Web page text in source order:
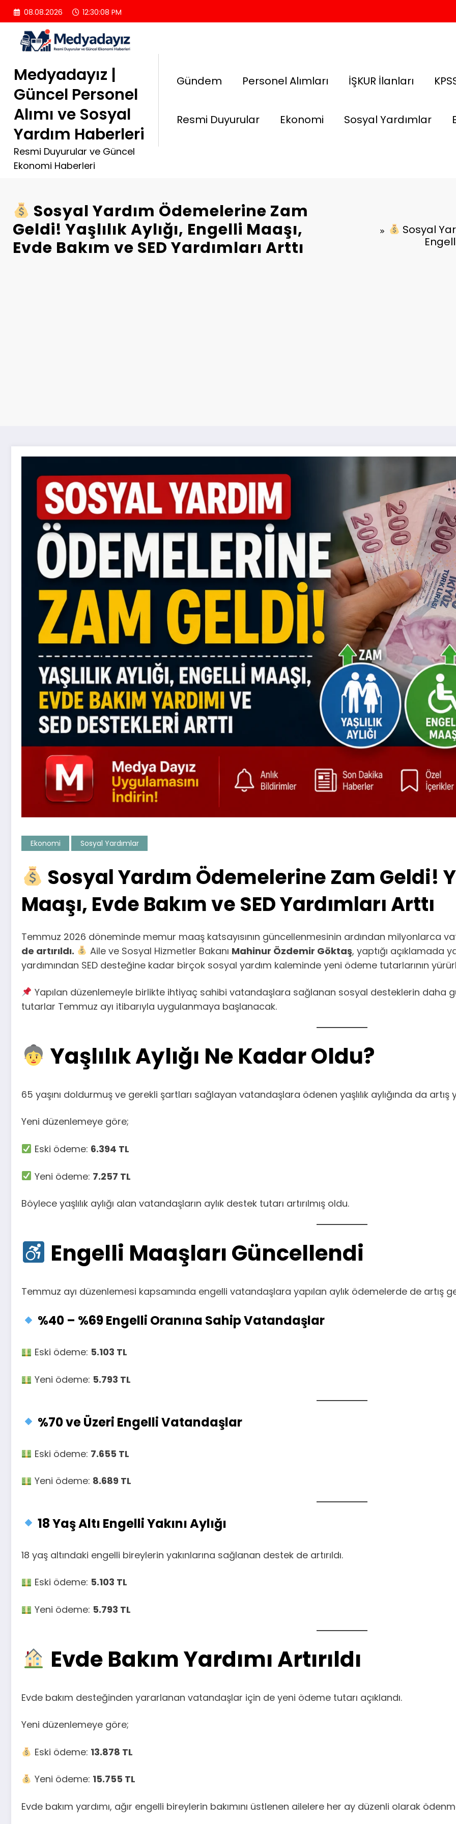
İçeriğe
atla
08.08.2026 12:30:09 PM
Medyadayız |
Güncel Personel
Alımı ve Sosyal
Yardım Haberleri
Resmi Duyurular ve Güncel
Ekonomi Haberleri
Gündem Personel Alımları İŞKUR İlanları
Resmi Duyurular Ekonomi Sosyal Yardımlar
Sosyal Yardım Ödemelerine Zam
Geldi! Yaşlılık Aylığı, Engelli Maaşı,
Evde Bakım ve SED Yardımları Arttı
Sosyal
Ekonomi Sosyal Yardımlar
Sosyal Yardım Ödemelerine Zam Geldi!
Maaşı, Evde Bakım ve SED Yardımları Arttı
Temmuz 2026 döneminde memur maaş katsayısının güncellenmesinin ardından milyonlarca
de artırıldı.
Aile ve Sosyal Hizmetler Bakanı Mahinur Özdemir Göktaş, yaptığı açıklamada
yardımından SED desteğine kadar birçok sosyal yardım kaleminde yeni ödeme tutarlarının
Yapılan düzenlemeyle birlikte ihtiyaç sahibi vatandaşlara sağlanan sosyal desteklerin daha
tutarlar Temmuz ayı itibarıyla uygulanmaya başlanacak.
Yaşlılık Aylığı Ne Kadar Oldu?
65 yaşını doldurmuş ve gerekli şartları sağlayan vatandaşlara ödenen yaşlılık aylığında da artış
Yeni düzenlemeye göre;
Eski ödeme: 6.394 TL
Yeni ödeme: 7.257 TL
Böylece yaşlılık aylığı alan vatandaşların aylık destek tutarı artırılmış oldu.
Engelli Maaşları Güncellendi
Temmuz ayı düzenlemesi kapsamında engelli vatandaşlara yapılan aylık ödemelerde de artış
%40 – %69 Engelli Oranına Sahip Vatandaşlar
Eski ödeme: 5.103 TL
Yeni ödeme: 5.793 TL
%70 ve Üzeri Engelli Vatandaşlar
Eski ödeme: 7.655 TL
Yeni ödeme: 8.689 TL
18 Yaş Altı Engelli Yakını Aylığı
18 yaş altındaki engelli bireylerin yakınlarına sağlanan destek de artırıldı.
Eski ödeme: 5.103 TL
Yeni ödeme: 5.793 TL
Evde Bakım Yardımı Artırıldı
Evde bakım desteğinden yararlanan vatandaşlar için de yeni ödeme tutarı açıklandı.
Yeni düzenlemeye göre;
Eski ödeme: 13.878 TL
Yeni ödeme: 15.755 TL
Evde bakım yardımı, ağır engelli bireylerin bakımını üstlenen ailelere her ay düzenli olarak